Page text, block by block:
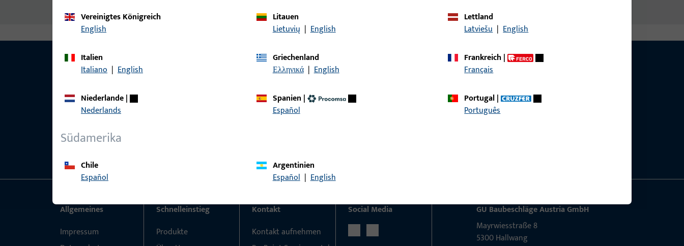
KONTAKT
Haben Sie Fragen oder wünschen Sie persönliche Beratung?
Vereinigtes Königreich
English
Litauen
Lietuvių | English
Lettland
Latviešu | English
Italien
Italiano | English
Griechenland
Ελληνικά | English
Frankreich|
Français
Niederlande|
Nederlands
Spanien |
Español
Portugal|
Português
Südamerika
Chile
Español
Argentinien
Español | English
Allgemeines
Impressum
Schnelleinstieg
Produkte
Kontakt
Kontakt aufnehmen
Social Media
GU Baubeschläge Aus­tria GmbH
Mayrwies­straße 8
5300 Hall­wang